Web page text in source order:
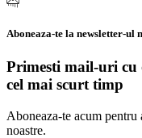
Aboneaza-te la newsletter-ul
Primesti mail-uri cu
cel mai scurt timp
Aboneaza-te acum
noastre.